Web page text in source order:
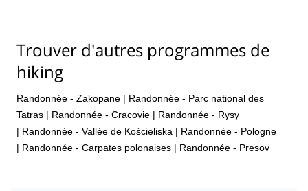
Trouver d'autres programmes de
hiking
Randonnée - Zakopane | Randonnée - Parc national des
Tatras | Randonnée - Cracovie | Randonnée - Rysy
| Randonnée - Vallée de Kościeliska | Randonnée - Pologne
| Randonnée - Carpates polonaises | Randonnée - Presov